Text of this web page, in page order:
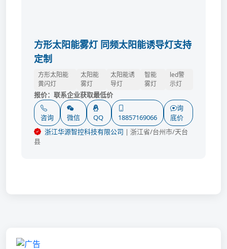
方形太阳能雾灯 同频太阳能诱导灯支持
定制
方形太阳能
黄闪灯
太阳能
雾灯
太阳能诱
导灯
智能
雾灯
led警
示灯
联系企业获取最低价
咨询 微信 QQ 18857169066
询
底价
浙江华源智控科技有限公司 | 浙江省/台州市/天台
县